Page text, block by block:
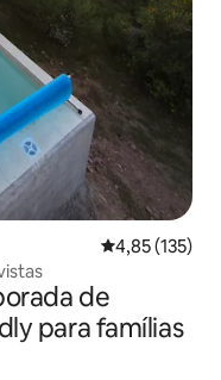
4,85 de uma
4,85 (135)
de
para famílias